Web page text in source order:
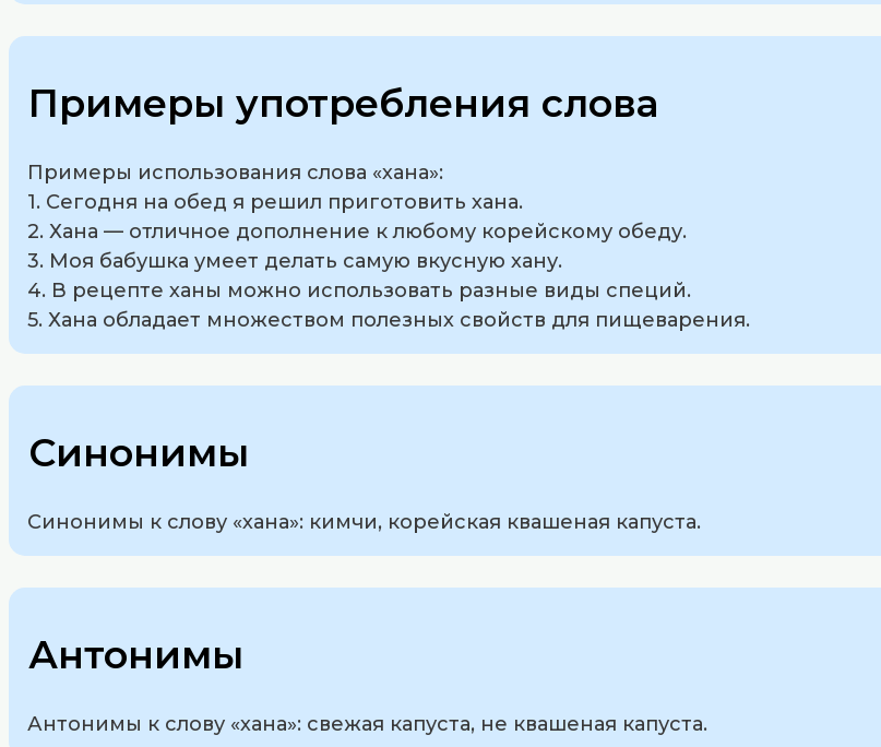
Примеры употребления слова
Примеры использования слова «хана»:
1. Сегодня на обед я решил приготовить хана.
2. Хана — отличное дополнение к любому корейскому обеду.
3. Моя бабушка умеет делать самую вкусную хану.
4. В рецепте ханы можно использовать разные виды специй.
5. Хана обладает множеством полезных свойств для пищеварения.
Синонимы
Синонимы к слову «хана»: кимчи, корейская квашеная капуста.
Антонимы
Антонимы к слову «хана»: свежая капуста, не квашеная капуста.